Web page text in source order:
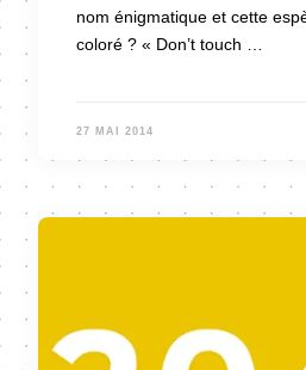
nom énigmatique et cette
coloré ? « Don’t touch …
27 MAI 2014